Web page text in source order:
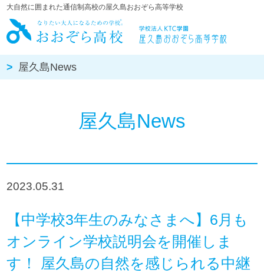
大自然に囲まれた通信制高校の屋久島おおぞら高等学校
屋久島News
屋久島News
2023.05.31
【中学校3年生のみなさまへ】6月も
オンライン学校説明会を開催しま
す！ 屋久島の自然を感じられる中継